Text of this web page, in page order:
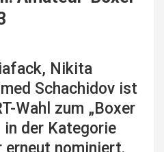
Nikita
Schachidov ist
Wahl zum „Boxer
in der Kategorie